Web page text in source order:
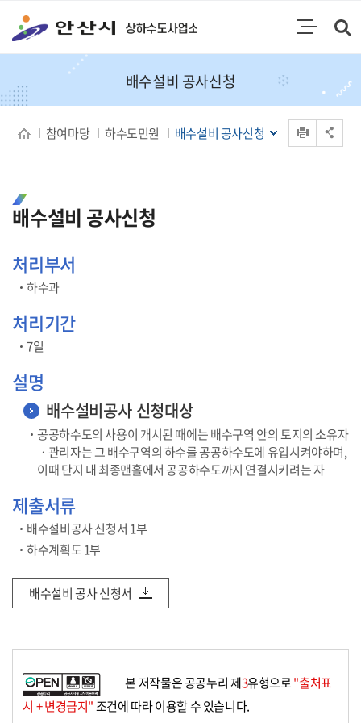
주메뉴
배수설비 공사신청
참여마당 하수도민원 배수설비 공사신청
배수설비 공사신청
처리부서
하수과
처리기간
7일
설명
배수설비공사 신청대상
공공하수도의 사용이 개시된 때에는 배수구역 안의 토지의 소유자
ㆍ관리자는 그 배수구역의 하수를 공공하수도에 유입시켜야하며,
이때 단지 내 최종맨홀에서 공공하수도까지 연결시키려는 자
제출서류
배수설비공사 신청서 1부
하수계획도 1부
배수설비 공사 신청서
본 저작물은 공공누리 제3유형으로"출처표
시 + 변경금지"조건에 따라 이용할 수 있습니다.